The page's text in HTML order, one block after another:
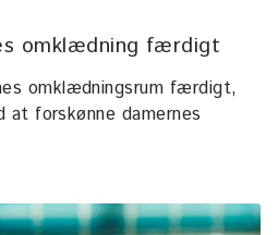
omklædning færdigt
omklædningsrum færdigt,
at forskønne damernes